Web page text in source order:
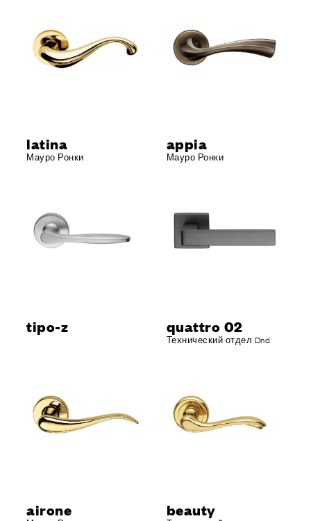
latina
Мауро Ронки
appia
Мауро Ронки
tipo-z quattro 02
Технический отдел Dnd
airone beauty